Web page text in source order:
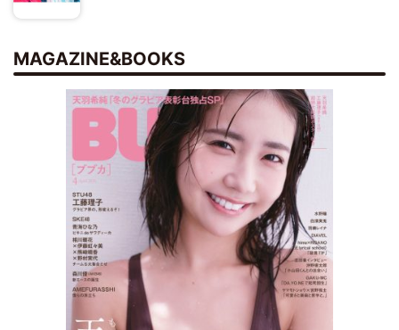
MAGAZINE&BOOKS